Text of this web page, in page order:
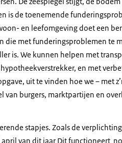
is de toenemende
en leefomgeving doet een
die met funderingsproblemen te
is. We kunnen helpen met
en met
uit te vinden hoe we – met
van burgers, marktpartijen en
stapjes. Zoals de
van dit jaar Dit functioneert